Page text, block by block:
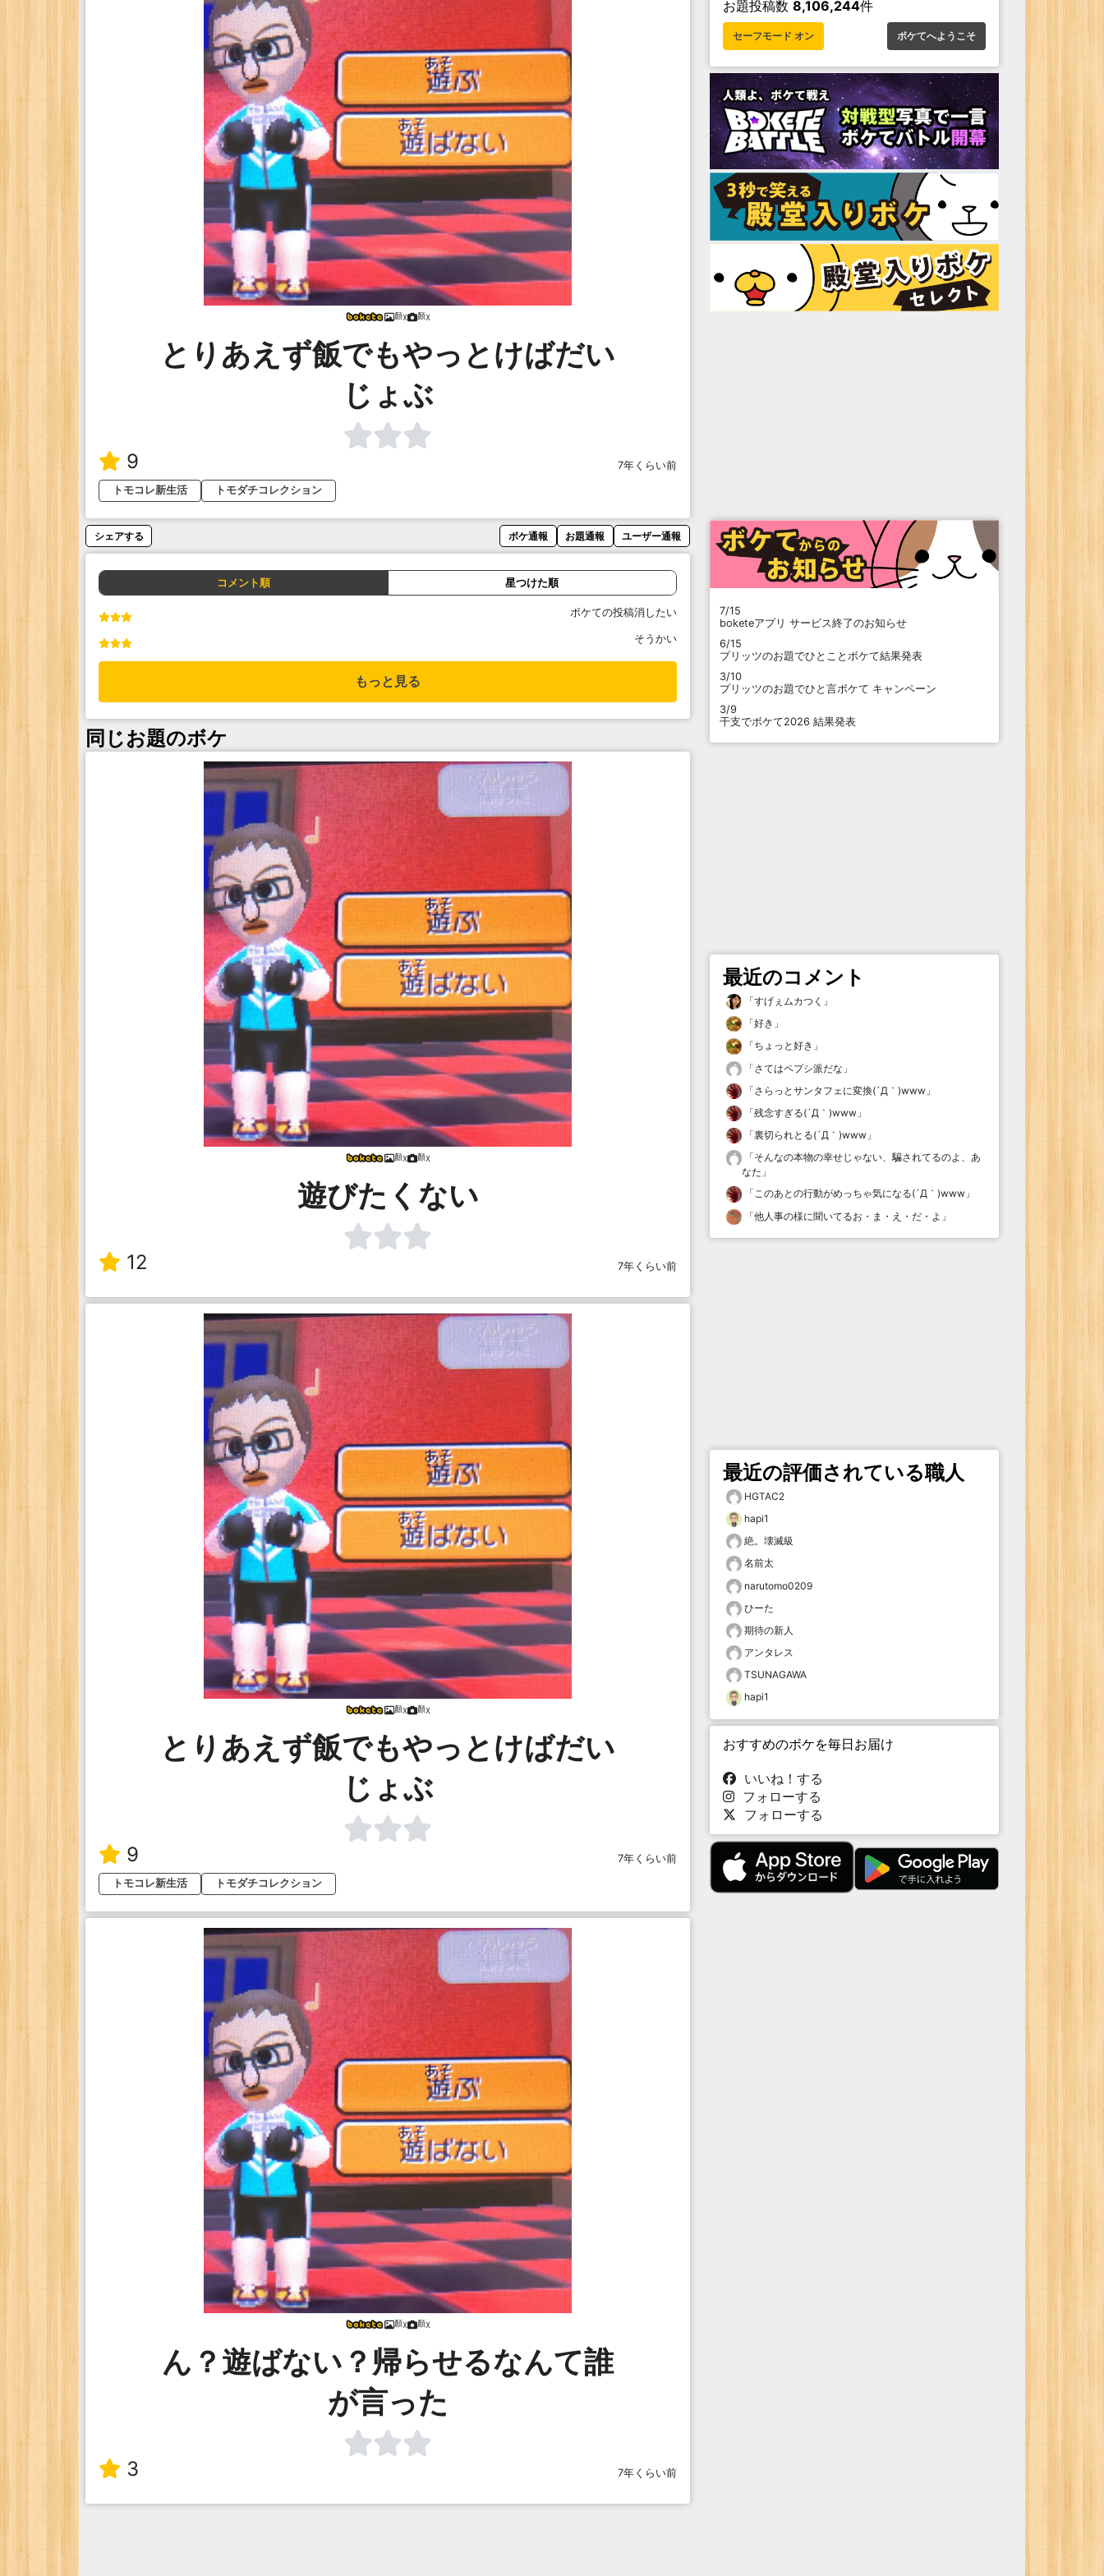
顏χ 顏χ
とりあえず飯でもやっとけばだい
じょぶ
9
7年くらい前
トモコレ新生活
トモダチコレクション
シェアする ボケ通報 お題通報 ユーザー通報
コメント順 星つけた順
ボケての投稿消したい
そうかい
もっと見る
同じお題のボケ
顏χ 顏χ
遊びたくない
12 7年くらい前
顏χ 顏χ
とりあえず飯でもやっとけばだい
じょぶ
9
7年くらい前
トモコレ新生活
トモダチコレクション
顏χ 顏χ
ん？遊ばない？帰らせるなんて誰
が言った
3 7年くらい前
お題投稿数 8,106,244件
セーフモード オン ボケてへようこそ
7/15
boketeアプリ サービス終了のお知らせ
6/15
プリッツのお題でひとことボケて結果発表
3/10
プリッツのお題でひと言ボケて キャンペーン
3/9
干支でボケて2026 結果発表
最近のコメント
「すげぇムカつく 」
「好き 」
「ちょっと好き 」
「さてはペプシ派だな 」
「さらっとサンタフェに変換(´Д｀)www 」
「残念すぎる(´Д｀)www 」
「裏切られとる(´Д｀)www 」
「そんなの本物の幸せじゃない、騙されてるのよ、あ
なた 」
「このあとの行動がめっちゃ気になる(´Д｀)www 」
「他人事の様に聞いてるお・ま・え・だ・よ 」
最近の評価されている職人
HGTAC2
hapi1
絶。壊滅級
名前太
narutomo0209
ひーた
期待の新人
アンタレス
TSUNAGAWA
hapi1
おすすめのボケを毎日お届け
いいね！する
フォローする
フォローする